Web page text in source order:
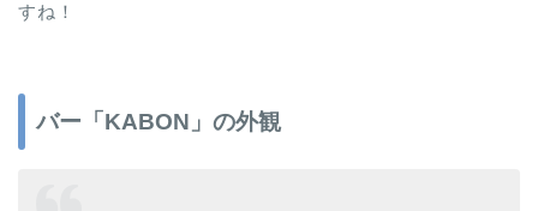
すね！
バー「KABON」の外観